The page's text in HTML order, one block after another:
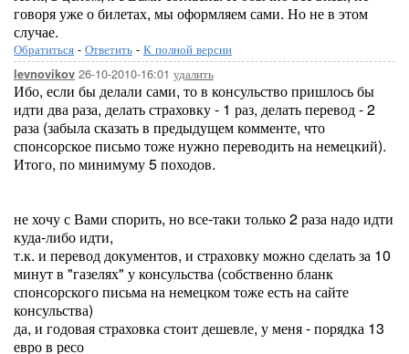
говоря уже о билетах, мы оформляем сами. Но не в этом
случае.
Обратиться - Ответить - К полной версии
levnovikov 26-10-2010-16:01 удалить
Ибо, если бы делали сами, то в консульство пришлось бы
идти два раза, делать страховку - 1 раз, делать перевод - 2
раза (забыла сказать в предыдущем комменте, что
спонсорское письмо тоже нужно переводить на немецкий).
Итого, по минимуму 5 походов.
не хочу с Вами спорить, но все-таки только 2 раза надо идти
куда-либо идти,
т.к. и перевод документов, и страховку можно сделать за 10
минут в "газелях" у консульства (собственно бланк
спонсорского письма на немецком тоже есть на сайте
консульства)
да, и годовая страховка стоит дешевле, у меня - порядка 13
евро в ресо